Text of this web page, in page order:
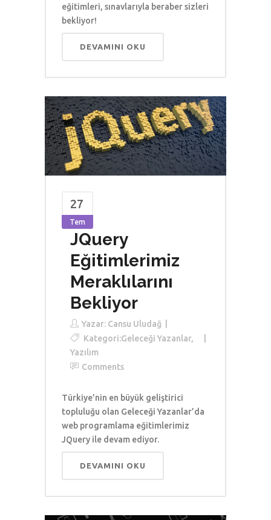
eğitimleri, sınavlarıyla beraber sizleri
bekliyor!
DEVAMINI OKU
27
Tem
JQuery
Eğitimlerimiz
Meraklılarını
Bekliyor
Yazar: Cansu Uludağ
Kategori:Geleceği Yazanlar,
Yazılım
Comments
Türkiye’nin en büyük geliştirici
topluluğu olan Geleceği Yazanlar’da
web programlama eğitimlerimiz
JQuery ile devam ediyor.
DEVAMINI OKU